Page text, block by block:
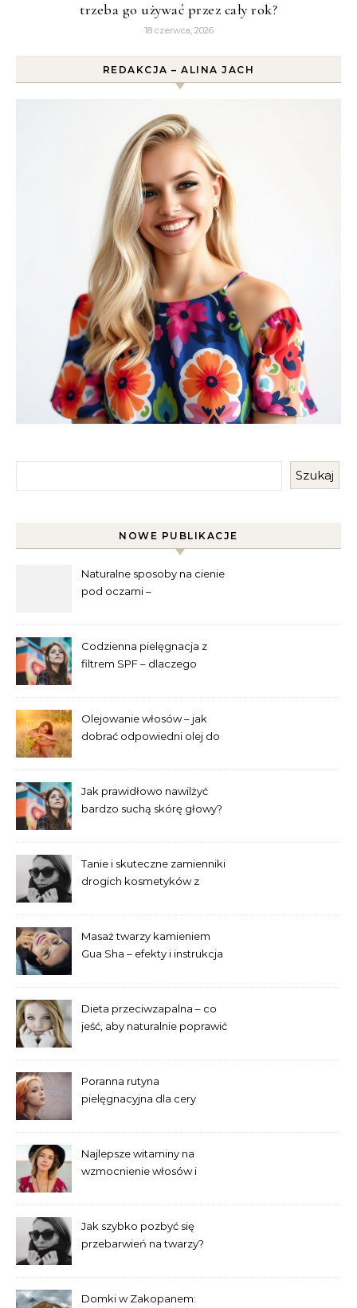
trzeba go używać przez cały rok?
18 czerwca, 2026
REDAKCJA – ALINA JACH
Szukaj
NOWE PUBLIKACJE
Naturalne sposoby na cienie
pod oczami –
Codzienna pielęgnacja z
filtrem SPF – dlaczego
Olejowanie włosów – jak
dobrać odpowiedni olej do
Jak prawidłowo nawilżyć
bardzo suchą skórę głowy?
Tanie i skuteczne zamienniki
drogich kosmetyków z
Masaż twarzy kamieniem
Gua Sha – efekty i instrukcja
Dieta przeciwzapalna – co
jeść, aby naturalnie poprawić
Poranna rutyna
pielęgnacyjna dla cery
Najlepsze witaminy na
wzmocnienie włosów i
Jak szybko pozbyć się
przebarwień na twarzy?
Domki w Zakopanem: